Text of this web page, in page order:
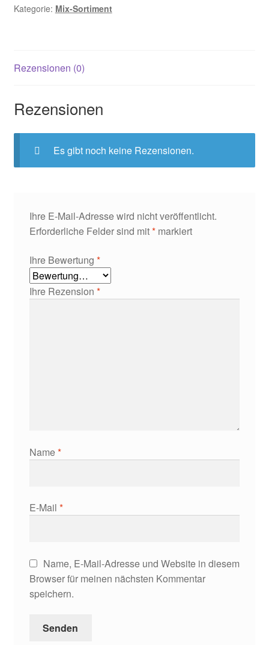
Kategorie: Mix-Sortiment
Rezensionen (0)
Rezensionen
Es gibt noch keine Rezensionen.
Ihre E-Mail-Adresse wird nicht veröffentlicht.
Erforderliche Felder sind mit*markiert
Ihre Bewertung *
Ihre Rezension *
Name*
E-Mail *
Name, E-Mail-Adresse und Website in diesem
Browser für meinen nächsten Kommentar
speichern.